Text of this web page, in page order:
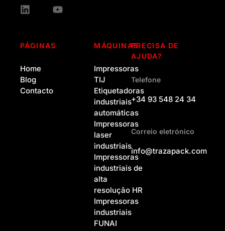
PÁGINAS
Home
Blog
Contacto
MÁQUINAS
Impressoras
TIJ
Etiquetadoras
industriais
automáticas
Impressoras
laser
industriais
Impressoras
industriais de
alta
resolução HR
Impressoras
industriais
FUNAI
PRECISA DE
AJUDA?
Telefone
+34 93 548 24 34
Correio eletrónico
info@trazapack.com